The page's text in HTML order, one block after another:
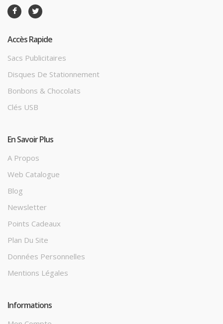
Accès Rapide
Sacs Publicitaires
Disques De Stationnement
Bonbons & Chocolats
Clés USB
En Savoir Plus
A Propos
Web Catalogue
Blog
Newsletter
Points Cadeaux
Plan Du Site
Données Personnelles
Mentions Légales
Informations